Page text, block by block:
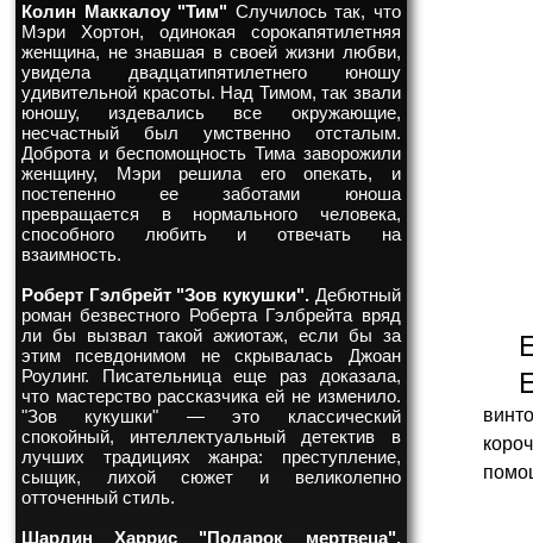
Колин Маккалоу "Тим" Случилось так, что
Мэри Хортон, одинокая сорокапятилетняя
женщина, не знавшая в своей жизни любви,
увидела двадцатипятилетнего юношу
удивительной красоты. Над Тимом, так звали
юношу, издевались все окружающие,
несчастный был умственно отсталым.
Доброта и беспомощность Тима заворожили
женщину, Мэри решила его опекать, и
постепенно ее заботами юноша
превращается в нормального человека,
способного любить и отвечать на
взаимность.
Роберт Гэлбрейт "Зов кукушки". Дебютный
роман безвестного Роберта Гэлбрейта вряд
ли бы вызвал такой ажиотаж, если бы за
этим псевдонимом не скрывалась Джоан
Роулинг. Писательница еще раз доказала,
что мастерство рассказчика ей не изменило.
"Зов кукушки" — это классический
спокойный, интеллектуальный детектив в
лучших традициях жанра: преступление,
сыщик, лихой сюжет и великолепно
отточенный стиль.
Шарлин Харрис "Подарок мертвеца".